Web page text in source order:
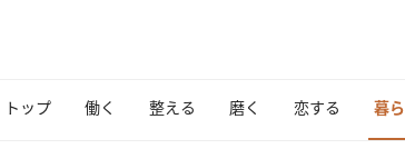
トップ 働く 整える 磨く 恋する 暮